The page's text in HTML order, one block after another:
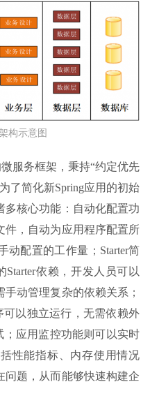
构示意图
服务框架，秉持“约定优先
了简化新Spring应用的初始
多核心功能：自动化配置功
件，自动为应用程序配置所
动配置的工作量；Starter简
Starter依赖，开发人员可以
动管理复杂的依赖关系；
可以独立运行，无需依赖外
；应用监控功能则可以实时
性能指标、内存使用情况
问题，从而能够快速构建企